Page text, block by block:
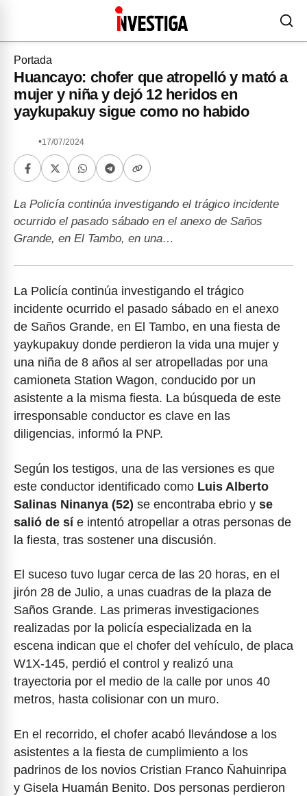
Portada
Huancayo: chofer que atropelló y mató a
mujer y niña y dejó 12 heridos en
yaykupakuy sigue como no habido
•17/07/2024
La Policía continúa investigando el trágico incidente
ocurrido el pasado sábado en el anexo de Saños
Grande, en El Tambo, en una…
La Policía continúa investigando el trágico
incidente ocurrido el pasado sábado en el anexo
de Saños Grande, en El Tambo, en una fiesta de
yaykupakuy donde perdieron la vida una mujer y
una niña de 8 años al ser atropelladas por una
camioneta Station Wagon, conducido por un
asistente a la misma fiesta. La búsqueda de este
irresponsable conductor es clave en las
diligencias, informó la PNP.
Según los testigos, una de las versiones es que
este conductor identificado como Luis Alberto
Salinas Ninanya (52) se encontraba ebrio y se
salió de síe intentó atropellar a otras personas de
la fiesta, tras sostener una discusión.
El suceso tuvo lugar cerca de las 20 horas, en el
jirón 28 de Julio, a unas cuadras de la plaza de
Saños Grande. Las primeras investigaciones
realizadas por la policía especializada en la
escena indican que el chofer del vehículo, de placa
W1X-145, perdió el control y realizó una
trayectoria por el medio de la calle por unos 40
metros, hasta colisionar con un muro.
En el recorrido, el chofer acabó llevándose a los
asistentes a la fiesta de cumplimiento a los
padrinos de los novios Cristian Franco Ñahuinripa
y Gisela Huamán Benito. Dos personas perdieron